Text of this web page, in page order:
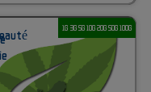
1G 3G 5G 10G 20G 50G 100G